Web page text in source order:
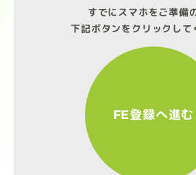
すでにスマホをご準備
下記ボタンをクリックして
FE登録へ進む